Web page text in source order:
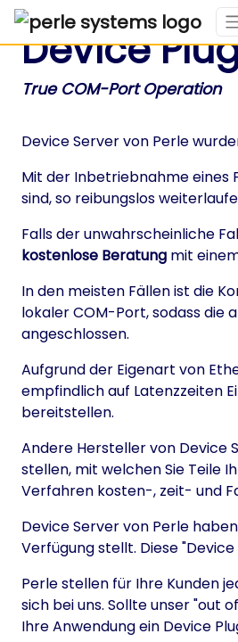
Device
True COM-Port Operation
Device Server von Perle
Mit der Inbetriebnahme eines
sind, so reibungslos
Falls der unwahrscheinliche
kostenlose Beratung mit
In den meisten Fällen ist die
lokaler COM-Port, sodass die
angeschlossen.
Aufgrund der Eigenart von
empfindlich auf Latenzzeiten
bereitstellen.
Andere Hersteller von Device
stellen, mit welchen Sie Teile
Verfahren kosten-, zeit- und
Device Server von Perle
Verfügung stellt. Diese
Perle stellen für Ihre Kunden
sich bei uns. Sollte unser "out
Ihre Anwendung ein Device